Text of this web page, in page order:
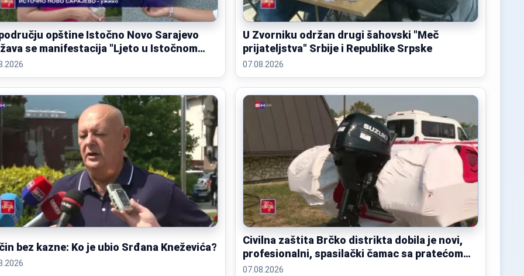
opštine Istočno Novo Sarajevo
se manifestacija "Ljeto u Istočnom
Sarajevu"
U Zvorniku održan drugi šahovski "Meč
prijateljstva" Srbije i Republike Srpske
07.08.2026
bez kazne: Ko je ubio Srđana Kneževića?
Civilna zaštita Brčko distrikta dobila je novi,
profesionalni, spasilački čamac sa pratećom
opremom
07.08.2026